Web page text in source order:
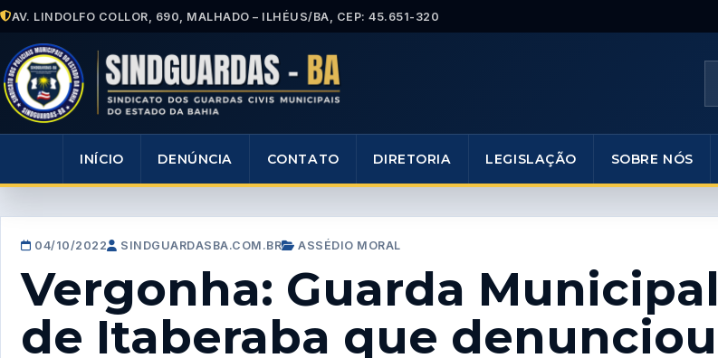
AV. LINDOLFO COLLOR, 690, MALHADO – ILHÉUS/BA, CEP: 45.651-320
INÍCIO DENÚNCIA CONTATO DIRETORIA LEGISLAÇÃO SOBRE NÓS
04/10/2022 SINDGUARDASBA.COM.BR ASSÉDIO MORAL
Vergonha: Guarda Municipal
de Itaberaba que denunciou